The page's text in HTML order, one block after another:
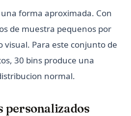
una forma aproximada. Con
de muestra pequenos por
Para este conjunto de
30 bins produce una
normal.
personalizados